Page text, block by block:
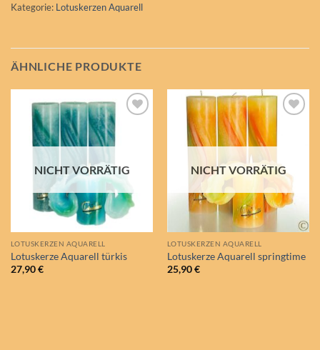
Kategorie: Lotuskerzen Aquarell
ÄHNLICHE PRODUKTE
Auf die
Wunschliste
NICHT VORRÄTIG
LOTUSKERZEN AQUARELL
Lotuskerze Aquarell türkis
27,90€
Auf die
Wunschliste
NICHT VORRÄTIG
LOTUSKERZEN AQUARELL
Lotuskerze Aquarell springtime
25,90€